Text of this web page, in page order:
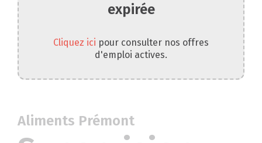
expirée
Cliquez ici pour consulter nos offres
d'emploi actives.
Aliments Prémont